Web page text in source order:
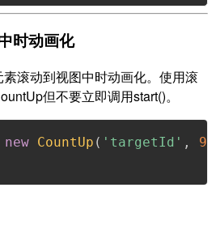
时动画化
滚动到视图中时动画化。使用滚
但不要立即调用start()。
new CountUp ( 'targetId' ,